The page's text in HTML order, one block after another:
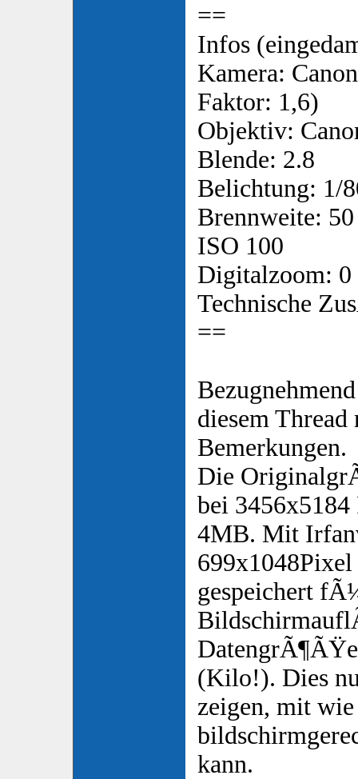
==
Infos
Kamera:
Faktor: 1,6)
Objektiv:
Blende: 2.8
Belichtung: 1/
Brennweite: 50
ISO 100
Digitalzoom: 0
Technische
==
diesem Thread
Bemerkungen.
Die
bei
4MB. Mit
gespeichert
(Kilo!). Dies
zeigen, mit
kann.